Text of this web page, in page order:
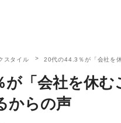
スタイル 20代の44.3％が「会社を
が「会社を休
からの声